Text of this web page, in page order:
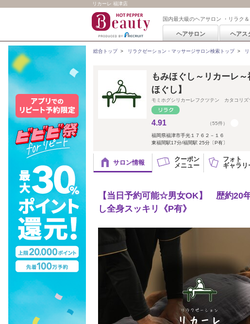
リカーレ 福津店
国内最大級のヘアサロン ・リラク
ヘアサロン ヘアス
総合トップ> リラクゼーション・マッサージサロン検索トップ>
もみほぐし～リカーレ
ほぐし】
モミホグシリカーレフクツテン カタコリズ
4.91 （55件）
福岡県福津市手光１７６２－１６
東福間駅17分/福間駅 25分〔P有〕
サロン情報
クーポン
メニュー
フォト
ギャラリ
【当日予約可能☆男女OK】 歴約20
し全身スッキリ《P有》